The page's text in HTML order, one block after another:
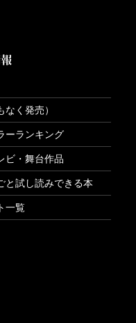
なく発売）
ーランキング
ビ・舞台作品
と試し読みできる本
一覧